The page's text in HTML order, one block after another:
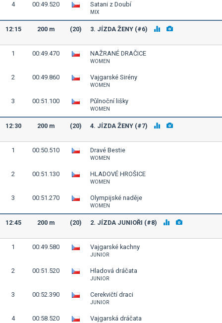
4 00:49.520 Satani z Doubí
MIX
12:15 200 m (20) 3. JÍZDA ŽENY (#6)
1 00:49.470 NAŽRANÉ DRAČICE
WOMEN
2 00:49.860 Vajgarské Sirény
WOMEN
3 00:51.100 Půlnoční lišky
WOMEN
12:30 200 m (20) 4. JÍZDA ŽENY (#7)
1 00:50.510 Dravé Bestie
WOMEN
2 00:51.130 HLADOVÉ HROŠICE
WOMEN
3 00:51.270 Olympijské naděje
WOMEN
12:45 200 m (20) 2. JÍZDA JUNIOŘI (#8)
1 00:49.580 Vajgarské kachny
JUNIOR
2 00:51.520 Hladová dráčata
JUNIOR
3 00:52.390 Cerekvičtí draci
JUNIOR
4 00:58.520 Vajgarská dráčata